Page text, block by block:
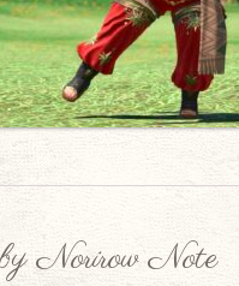
Norirow Note